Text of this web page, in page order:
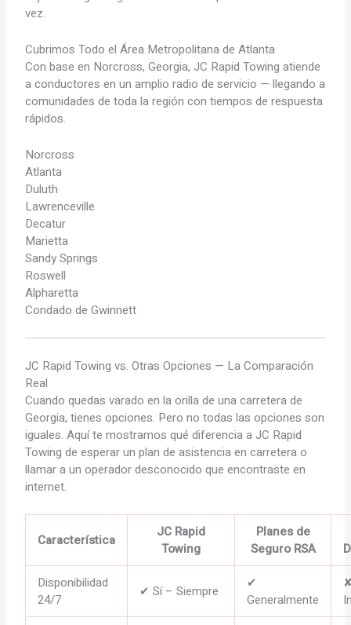
vez.
Cubrimos Todo el Área Metropolitana de Atlanta
Con base en Norcross, Georgia, JC Rapid Towing atiende
a conductores en un amplio radio de servicio — llegando a
comunidades de toda la región con tiempos de respuesta
rápidos.
Norcross
Atlanta
Duluth
Lawrenceville
Decatur
Marietta
Sandy Springs
Roswell
Alpharetta
Condado de Gwinnett
JC Rapid Towing vs.Otras Opciones — La Comparación
Real
Cuando quedas varado en la orilla de una carretera de
Georgia, tienes opciones. Pero no todas las opciones son
iguales. Aquí te mostramos qué diferencia a JC Rapid
Towing de esperar un plan de asistencia en carretera o
llamar a un operador desconocido que encontraste en
internet.
Característica
JC Rapid
Towing
Planes de
Seguro RSA
Disponibilidad
24/7
✔ Sí – Siempre
✔
Generalmente